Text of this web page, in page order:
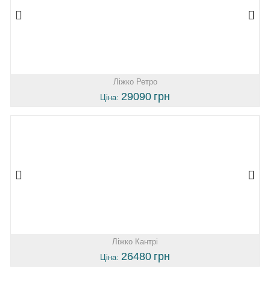
Ліжко Ретро
Ціна: 29090 грн
Ліжко Кантрі
Ціна: 26480 грн